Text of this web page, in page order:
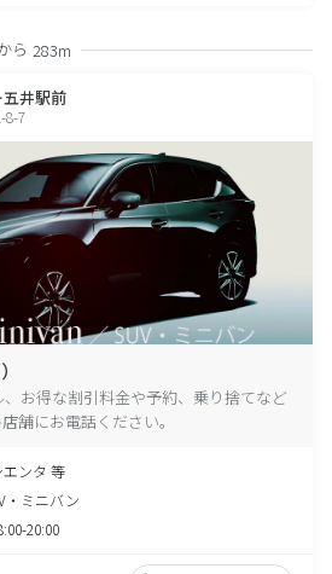
ら 283m
五井駅前
8-7
、お得な割引料金や予約、乗り捨てなど
舗にお電話ください。
エンタ 等
・ミニバン
20:00